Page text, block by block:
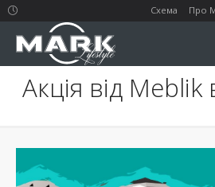
Схема Про
Акція від